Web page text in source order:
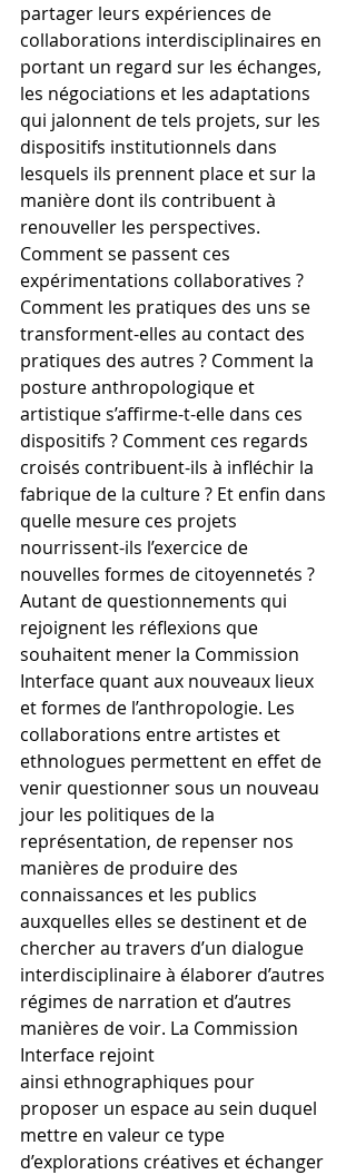
partager leurs expériences de
collaborations interdisciplinaires en
portant un regard sur les échanges,
les négociations et les adaptations
qui jalonnent de tels projets, sur les
dispositifs institutionnels dans
lesquels ils prennent place et sur la
manière dont ils contribuent à
renouveller les perspectives.
Comment se passent ces
expérimentations collaboratives ?
Comment les pratiques des uns se
transforment-elles au contact des
pratiques des autres ? Comment la
posture anthropologique et
artistique s’affirme-t-elle dans ces
dispositifs ? Comment ces regards
croisés contribuent-ils à infléchir la
fabrique de la culture ? Et enfin dans
quelle mesure ces projets
nourrissent-ils l’exercice de
nouvelles formes de citoyennetés ?
Autant de questionnements qui
rejoignent les réflexions que
souhaitent mener la Commission
Interface quant aux nouveaux lieux
et formes de l’anthropologie. Les
collaborations entre artistes et
ethnologues permettent en effet de
venir questionner sous un nouveau
jour les politiques de la
représentation, de repenser nos
manières de produire des
connaissances et les publics
auxquelles elles se destinent et de
chercher au travers d’un dialogue
interdisciplinaire à élaborer d’autres
régimes de narration et d’autres
manières de voir. La Commission
Interface rejoint
ainsi ethnographiques pour
proposer un espace au sein duquel
mettre en valeur ce type
d’explorations créatives et échanger